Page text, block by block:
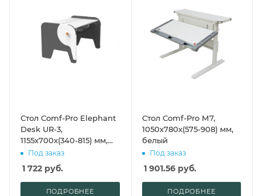
Стол Comf-Pro Elephant
Desk UR-3,
1155х700х(340-815) мм,
белый, серый
Под заказ
1 722 руб.
ПОДРОБНЕЕ
Стол Comf-Pro М7,
1050х780х(575-908) мм,
белый
Под заказ
1 901.56руб.
ПОДРОБНЕЕ